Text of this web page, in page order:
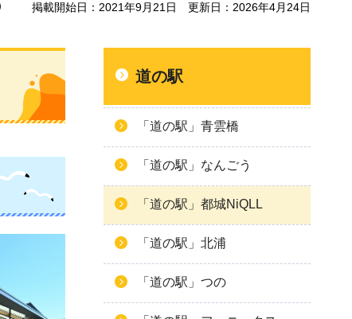
掲載開始日：2021年9月21日 更新日：2026年4月24日
道の駅
「道の駅」青雲橋
「道の駅」なんごう
「道の駅」都城NiQLL
「道の駅」北浦
「道の駅」つの